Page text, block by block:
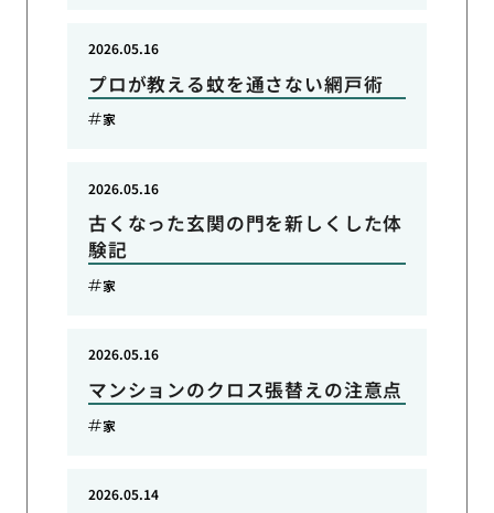
プロが教える蚊を通さない網戸術
2026.05.16
家
古くなった玄関の門を新しくした体
験記
2026.05.16
家
マンションのクロス張替えの注意点
2026.05.16
家
2026.05.14